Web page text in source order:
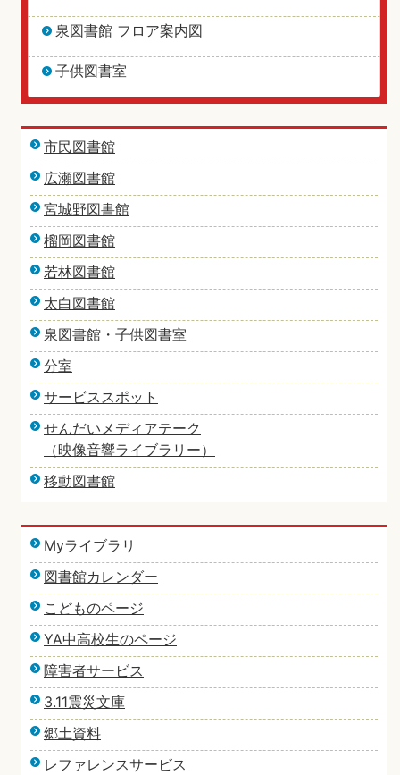
泉図書館 フロア案内図
子供図書室
市民図書館
広瀬図書館
宮城野図書館
榴岡図書館
若林図書館
太白図書館
泉図書館・子供図書室
分室
サービススポット
せんだいメディアテーク
（映像音響ライブラリー）
移動図書館
Myライブラリ
図書館カレンダー
こどものページ
YA中高校生のページ
障害者サービス
3.11震災文庫
郷土資料
レファレンスサービス